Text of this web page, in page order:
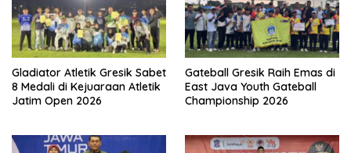
Gladiator Atletik Gresik Sabet
8 Medali di Kejuaraan Atletik
Jatim Open 2026
Gateball Gresik Raih Emas di
East Java Youth Gateball
Championship 2026